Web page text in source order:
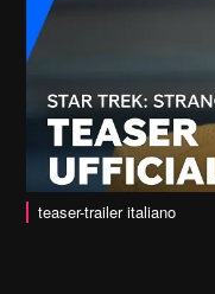
teaser-trailer italiano